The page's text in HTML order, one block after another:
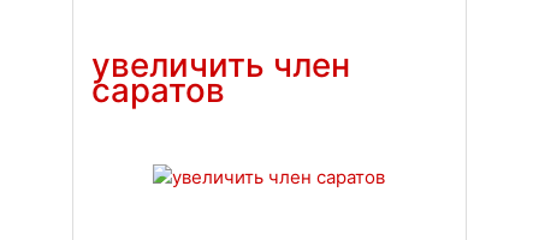
увеличить член
саратов